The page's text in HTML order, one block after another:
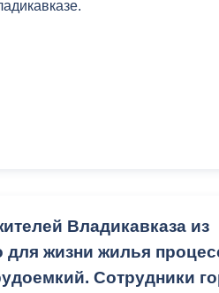
Владикавказа из
для жизни жилья
Сотрудники